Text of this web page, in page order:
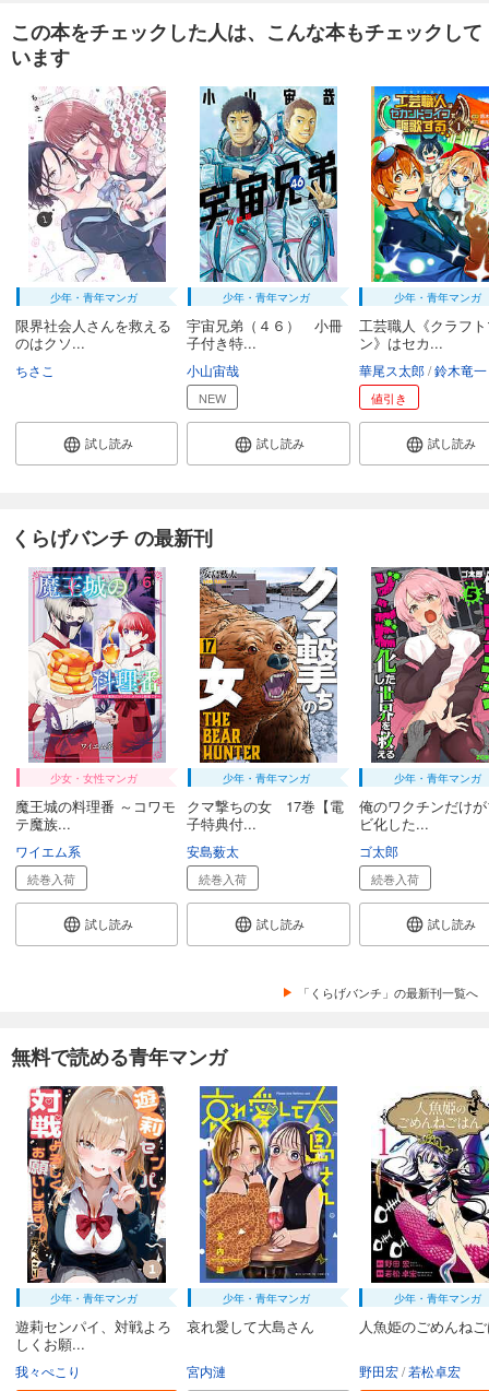
続巻入荷
【単話版】ムシバミヒメ 第34話
110円 (税込)
続巻入荷
カート
試し読み
あらすじを表示する
【単話版】ムシバミヒメ 第35話
132円 (税込)
続巻入荷
カート
試し読み
あらすじを表示する
【単話版】ムシバミヒメ 第36話
132円 (税込)
あらすじを表示する
【単話版】ムシバミヒメ 第37話
132円 (税込)
続巻入荷
カート
試し読み
あらすじを表示する
【単話版】ムシバミヒメ 第38話
132
続巻入荷
カート
あらすじを表示する
【単話版】ムシバミヒメ 第39話
132
カート
試し読み
【単話版】ムシバミヒメ 第40話
110円 (税込)
続巻入荷
カート
試し読み
あらすじを表示する
【単話版】ムシバミヒメ 第41話
132 円 (税込)
続巻入荷
カート
試し読み
あらすじを表示する
この本をチェックした人は、こんな本もチェックして
います
少年・青年マンガ
限界社会人さんを救える
のはクソ...
ちさこ
試し読み
少年・青年マンガ
宇宙兄弟（４６） 小冊
子付き特...
小山宙哉
NEW
試し読み
少年・青年マンガ
工芸職人《クラフ
ン》はセカ...
華尾ス太郎 鈴木竜一
値引き
試し読み
くらげバンチ の最新刊
少女・女性マンガ
魔王城の料理番 ～コワモ
テ魔族...
ワイエム系
続巻入荷
試し読み
少年・青年マンガ
クマ撃ちの女 17巻【電
子特典付...
安島薮太
続巻入荷
試し読み
少年・青年マンガ
俺のワクチンだけ
ビ化した...
ゴ太郎
続巻入荷
試し読み
「くらげバンチ」の最新刊一覧へ
無料で読める青年マンガ
少年・青年マンガ
遊莉センパイ、対戦よろ
しくお願...
我々ぺこり
少年・青年マンガ
哀れ愛して大島さん
宮内漣
少年・青年マンガ
人魚姫のごめんね
野田宏 若松卓宏